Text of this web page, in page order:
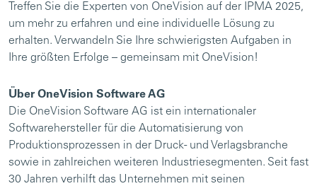
Treffen Sie die Experten von OneVision auf der IPMA 2025,
um mehr zu erfahren und eine individuelle Lösung zu
erhalten. Verwandeln Sie Ihre schwierigsten Aufgaben in
Ihre größten Erfolge – gemeinsam mit OneVision!
Über OneVision Software AG
Die OneVision Software AG ist ein internationaler
Softwarehersteller für die Automatisierung von
Produktionsprozessen in der Druck- und Verlagsbranche
sowie in zahlreichen weiteren Industriesegmenten. Seit fast
30 Jahren verhilft das Unternehmen mit seinen